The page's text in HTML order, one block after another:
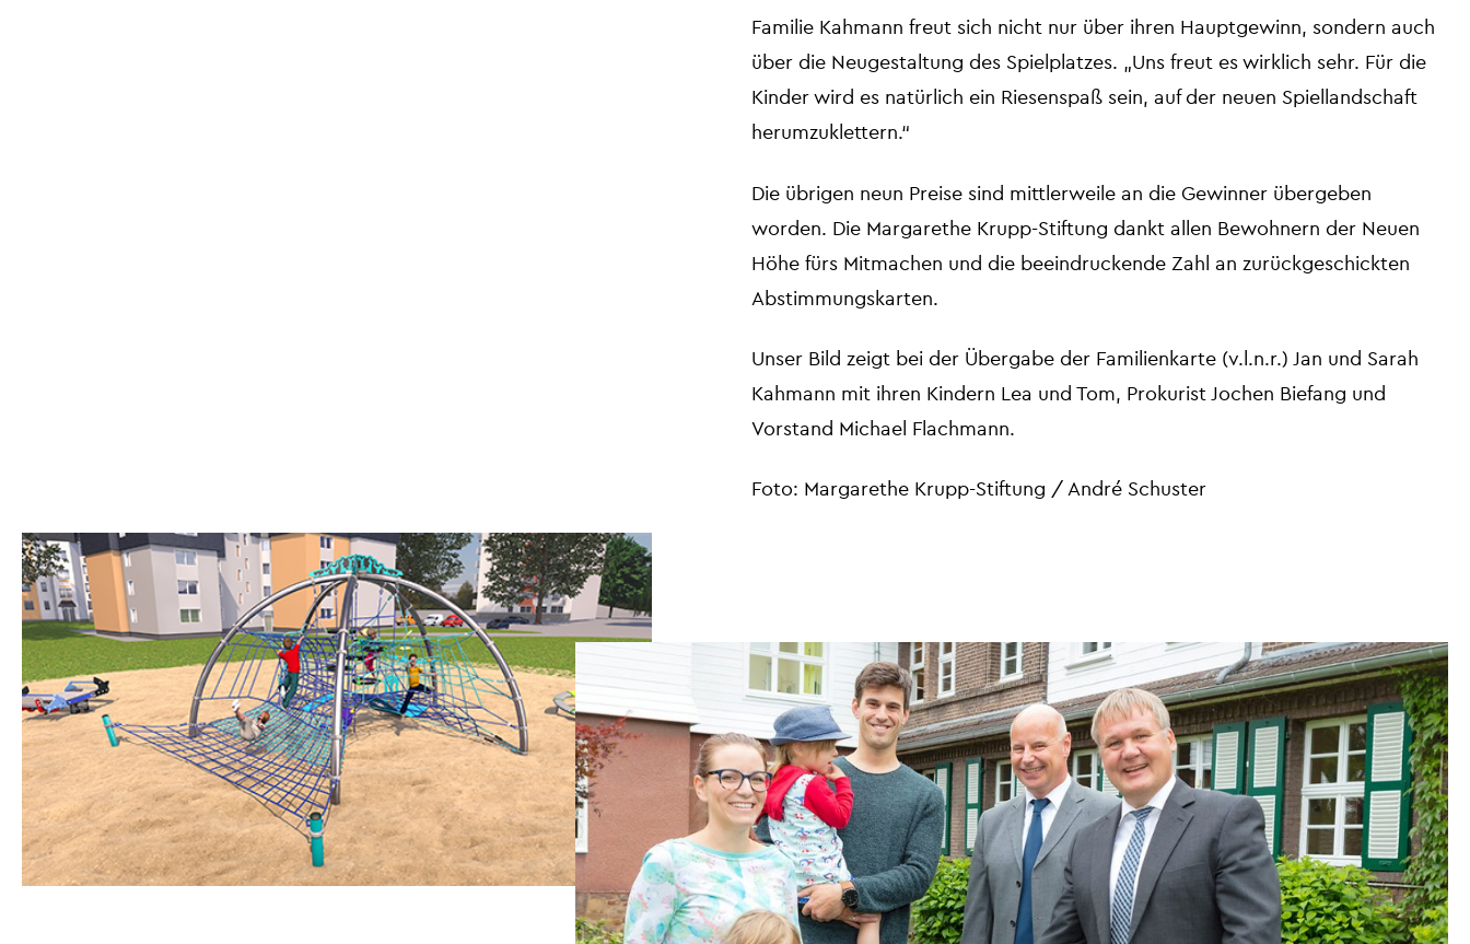
Familie Kahmann freut sich nicht nur über ihren Hauptgewinn, sondern auch
über die Neugestaltung des Spielplatzes. „Uns freut es wirklich sehr. Für die
Kinder wird es natürlich ein Riesenspaß sein, auf der neuen Spiellandschaft
herumzuklettern.“
Die übrigen neun Preise sind mittlerweile an die Gewinner übergeben
worden. Die Margarethe Krupp-Stiftung dankt allen Bewohnern der Neuen
Höhe fürs Mitmachen und die beeindruckende Zahl an zurückgeschickten
Abstimmungskarten.
Unser Bild zeigt bei der Übergabe der Familienkarte (v.l.n.r.) Jan und Sarah
Kahmann mit ihren Kindern Lea und Tom, Prokurist Jochen Biefang und
Vorstand Michael Flachmann.
Foto: Margarethe Krupp-Stiftung / André Schuster